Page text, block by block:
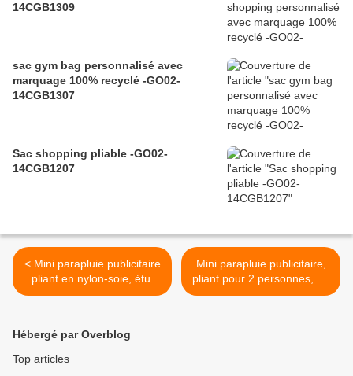
14CGB1309
sac gym bag personnalisé avec
marquage 100% recyclé -GO02-
14CGB1307
Sac shopping pliable -GO02-
14CGB1207
< Mini parapluie publicitaire
pliant en nylon-soie, étui
semi-rigide (fermeture à
Mini parapluie publicitaire,
pliant pour 2 personnes, en
nylon-soie, gaine à 2
Hébergé par Overblog
Top articles